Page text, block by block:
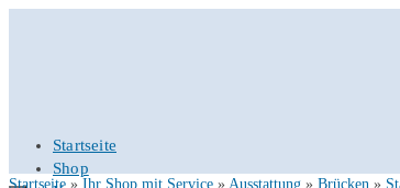
Startseite
Shop
Startseite » Ihr Shop mit Service » Ausstattung » Brücken »